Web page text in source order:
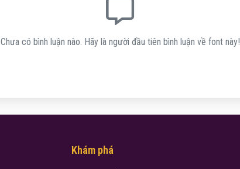
Chưa có bình luận nào. Hãy là người đầu tiên bình luận về font này!
Khám phá